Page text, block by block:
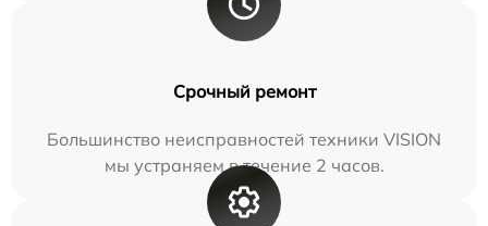
Срочный ремонт
Большинство неисправностей техники VISION
мы устраняем в течение 2 часов.